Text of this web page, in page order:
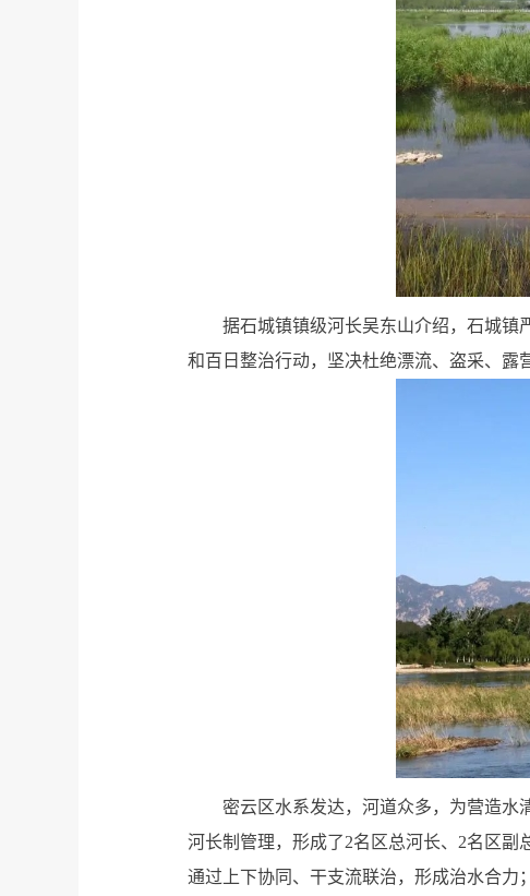
据石城镇镇级河长吴东山介绍，石城镇
和百日整治行动，坚决杜绝漂流、盗采、露
密云区水系发达，河道众多，为营造水
河长制管理，形成了2名区总河长、2名区副
通过上下协同、干支流联治，形成治水合力